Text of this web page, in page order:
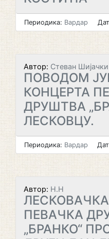
Периодика: Вардар
Автор: Стеван Шијачки
ПОВОДОМ
КОНЦЕРТА
ДРУШТВА
ЛЕСКОВЦУ.
Периодика: Вардар
Автор: Н.Н
ПЕВАЧКА
„БРАНКО“